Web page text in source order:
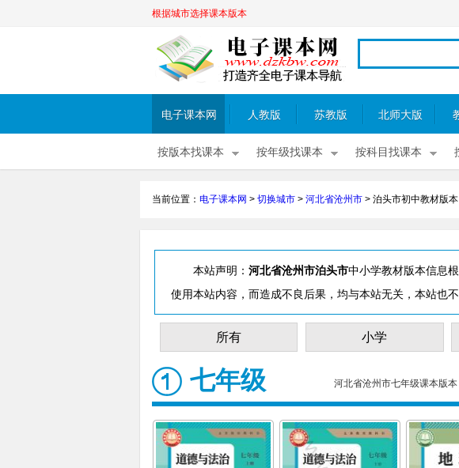
根据城市选择课本版本
电子课本网 人教版 苏教版 北师大版
按版本找课本 按年级找课本 按科目找课本
当前位置： 电子课本网 > 切换城市 > 河北省沧州市 > 泊头市初中教材版本
本站声明： 河北省沧州市泊头市中小学教材版本信息
使用本站内容，而造成不良后果，均与本站无关，本站也
所有 小学
七年级 河北省沧州市七年级课本版本